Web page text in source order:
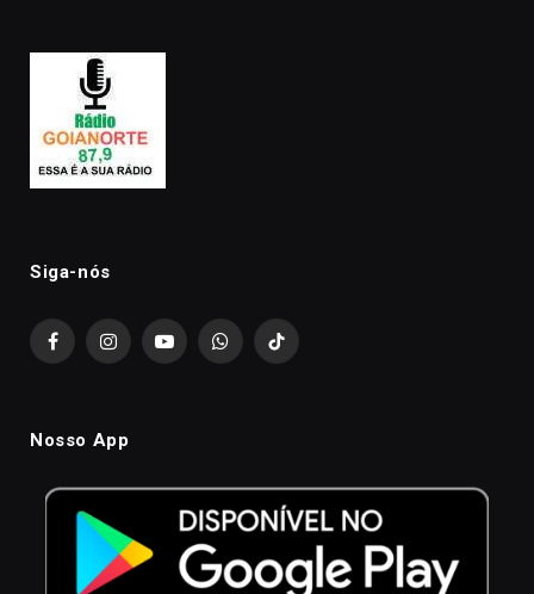
Siga-nós
FacebookInstagramYouTubeWhatsAppTikTok
Nosso App